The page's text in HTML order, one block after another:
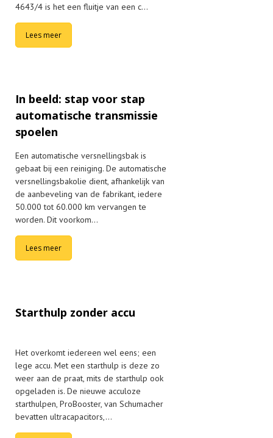
4643/4 is het een fluitje van een c…
Lees meer
In beeld: stap voor stap
automatische transmissie
spoelen
Een automatische versnellingsbak is
gebaat bij een reiniging. De automatische
versnellingsbakolie dient, afhankelijk van
de aanbeveling van de fabrikant, iedere
50.000 tot 60.000 km vervangen te
worden. Dit voorkom…
Lees meer
Starthulp zonder accu
Het overkomt iedereen wel eens; een
lege accu. Met een starthulp is deze zo
weer aan de praat, mits de starthulp ook
opgeladen is. De nieuwe acculoze
starthulpen, ProBooster, van Schumacher
bevatten ultracapacitors,…